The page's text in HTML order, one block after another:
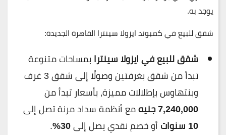
يوجد به.
شقق للبيع في كمبوند ايزولا سينترا القاهرة الجديدة:
شقق للبيع في ايزولا سينترا بمساحات متنوعة
تبدأ من شقق بغرفتين وصولًا إلى شقق 3 غرف
وبنتهاوس بإطلالات مميزة، بأسعار تبدأ من
7,240,000 جنيه
مع أنظمة سداد مرنة تصل إلى
10 سنوات
أو خصم نقدي يصل إلى30%
.